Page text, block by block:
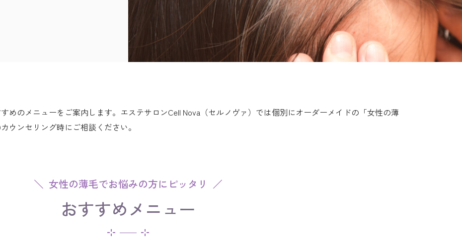
めのメニューをご案内します。エステサロンCell Nova（セルノヴァ）では個別にオーダーメイドの「女性の薄
ウンセリング時にご相談ください。
女性の薄毛でお悩みの方にピッタリ
おすすめメニュー